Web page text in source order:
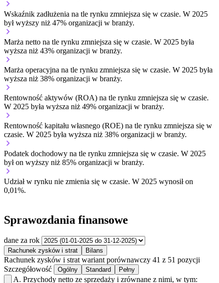
Wskaźnik zadłużenia na tle rynku zmniejsza się w czasie. W 2025
był wyższy niż 47% organizacji w branży.
Marża netto na tle rynku zmniejsza się w czasie. W 2025 była
wyższa niż 43% organizacji w branży.
Marża operacyjna na tle rynku zmniejsza się w czasie. W 2025 była
wyższa niż 38% organizacji w branży.
Rentowność aktywów (ROA) na tle rynku zmniejsza się w czasie.
W 2025 była wyższa niż 49% organizacji w branży.
Rentowność kapitału własnego (ROE) na tle rynku zmniejsza się w
czasie. W 2025 była wyższa niż 38% organizacji w branży.
Podatek dochodowy na tle rynku zmniejsza się w czasie. W 2025
był on wyższy niż 85% organizacji w branży.
Udział w rynku nie zmienia się w czasie. W 2025 wynosił on
0,01%.
Sprawozdania finansowe
dane za rok
Rachunek zysków i strat Bilans
Rachunek zysków i strat wariant porównawczy 41 z 51 pozycji
Szczegółowość
Ogólny Standard Pełny
A. Przychody netto ze sprzedaży i zrównane z nimi, w tym: